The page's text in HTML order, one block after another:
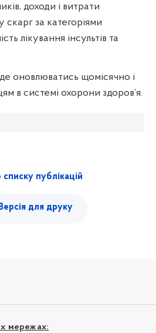
доходи і витрати
скарг за категоріями
лікування інсультів та
оновлюватись щомісячно і
в системі охорони здоров‘я.
публікацій
Версія для друку
мережах: